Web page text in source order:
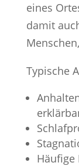
eines
damit
Typische
Häufige